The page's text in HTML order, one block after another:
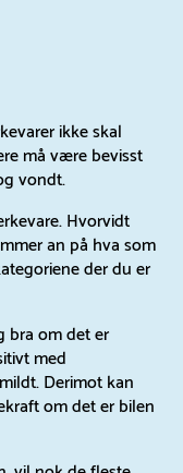
ikke skal
må være bevisst
vondt.
Hvorvidt
an på hva som
der du er
bra om det er
med
Derimot kan
om det er bilen